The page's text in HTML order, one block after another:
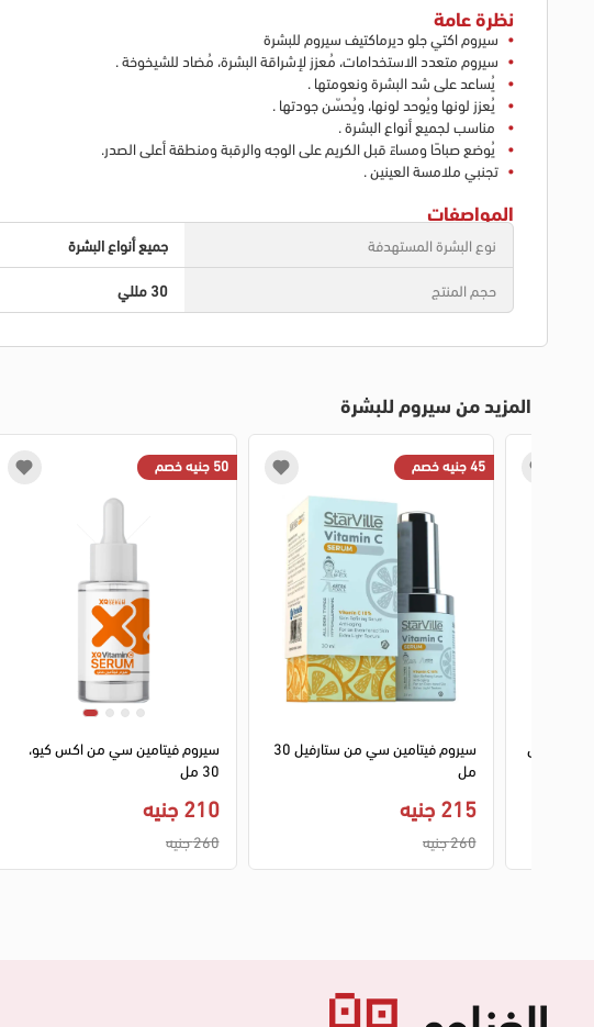
نظرة عامة
سيروم اكتي جلو ديرماكتيف سيروم للبشرة
سيروم متعدد الاستخدامات، مُعزز لإشراقة البشرة، مُضاد للشيخوخة .
يُساعد على شد البشرة ونعومتها .
يُعزز لونها ويُوحد لونها، ويُحسّن جودتها .
مناسب لجميع أنواع البشرة .
يُوضع صباحًا ومساءً قبل الكريم على الوجه والرقبة ومنطقة أعلى الصدر.
تجنبي ملامسة العينين .
المواصفات
نوع البشرة المستهدفة جميع أنواع البشرة
حجم المنتج
30 مللي
المزيد من سيروم للبشرة
50 جنيه خصم
سيروم فيتامين سي من اكس كيو،
30 مل
210 جنيه
260 جنيه
45 جنيه خصم
سيروم فيتامين سي من ستارفيل 30
مل
215 جنيه
260 جنيه